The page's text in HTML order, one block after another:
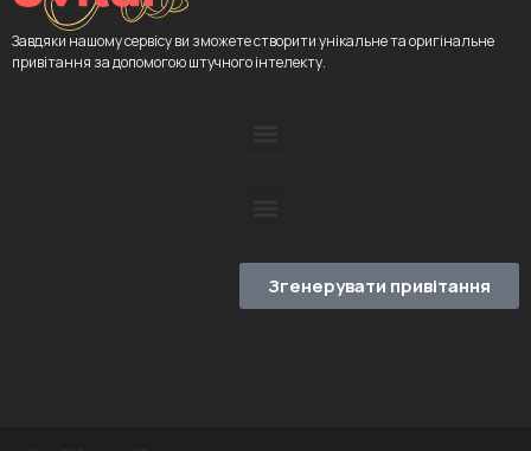
Завдяки нашому сервісу ви зможете створити унікальне та оригінальне
привітання за допомогою штучного інтелекту.
Згенерувати привітання